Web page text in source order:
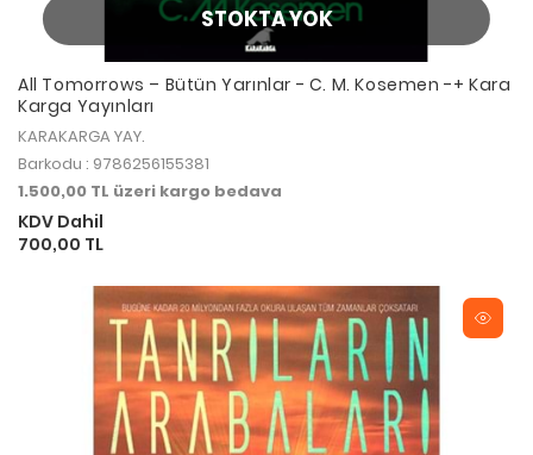
STOKTA YOK
All Tomorrows – Bütün Yarınlar - C. M. Kosemen -+ Kara
Karga Yayınları
KARAKARGA YAY.
Barkodu : 9786256155381
1.500,00 TL üzeri kargo bedava
KDV Dahil
700,00 TL